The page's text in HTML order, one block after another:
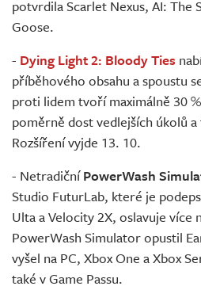
potvrdila Scarlet Nexus, AI: The
Goose.
- Dying Light 2: Bloody Ties
příběhového obsahu a spoustu
proti lidem tvoří maximálně 30
poměrně dost vedlejších úkolů
Rozšíření vyjde 13. 10.
- NetradičníPowerWash
Studio FuturLab, které je
Ulta a Velocity 2X, oslavuje více
PowerWash Simulator opustil
vyšel na PC, Xbox One a Xbox
také v Game Passu.